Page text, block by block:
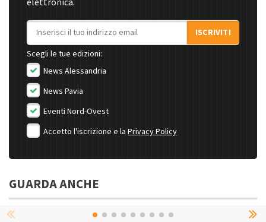
Indirizzo email
ISCRIVITI
Scegli le tue edizioni:
News Alessandria
News Pavia
Eventi Nord-Ovest
Accetto l'iscrizione e la Privacy Policy
GUARDA ANCHE